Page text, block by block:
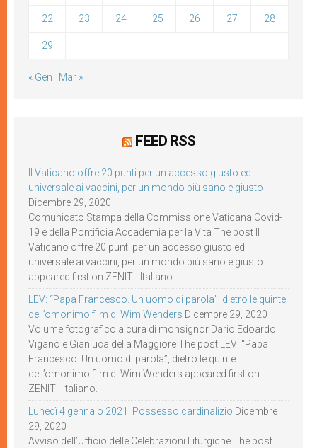
22 23 24 25 26 27 28
29
« Gen Mar »
FEED RSS
Il Vaticano offre 20 punti per un accesso giusto ed
universale ai vaccini, per un mondo più sano e giusto
Dicembre 29, 2020
Comunicato Stampa della Commissione Vaticana Covid-
19 e della Pontificia Accademia per la Vita The post Il
Vaticano offre 20 punti per un accesso giusto ed
universale ai vaccini, per un mondo più sano e giusto
appeared first on ZENIT - Italiano.
LEV: “Papa Francesco. Un uomo di parola”, dietro le quinte
dell’omonimo film di Wim Wenders Dicembre 29, 2020
Volume fotografico a cura di monsignor Dario Edoardo
Viganò e Gianluca della Maggiore The post LEV: “Papa
Francesco. Un uomo di parola”, dietro le quinte
dell’omonimo film di Wim Wenders appeared first on
ZENIT - Italiano.
Lunedì 4 gennaio 2021: Possesso cardinalizio Dicembre
29, 2020
Avviso dell’Ufficio delle Celebrazioni Liturgiche The post